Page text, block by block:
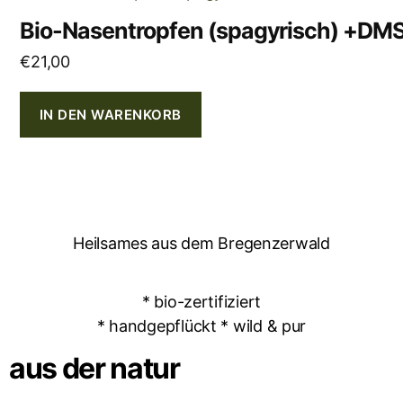
Bio-Nasentropfen (spagyrisch)
€21,00
IN DEN WARENKORB
Heilsames aus dem Bregenzerwald
* bio-zertifiziert
* handgepflückt * wild & pur
aus der natur